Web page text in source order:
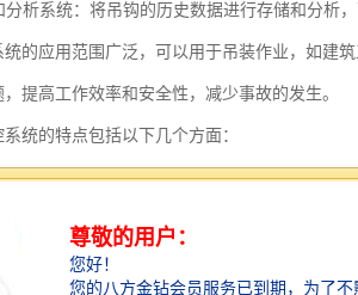
分析系统：将吊钩的历史数据进行存储和分析
统的应用范围广泛，可以用于吊装作业，如建
提高工作效率和安全性，减少事故的发生。
统的特点包括以下几个方面：
塔吊安全监控系统能够实时监控塔吊的运行状
段：系统通过视频监控、传感器监测、声音识
系统能够根据设定的安全参数，当塔吊出现异